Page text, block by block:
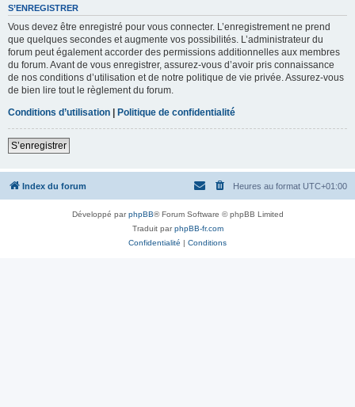
S’ENREGISTRER
Vous devez être enregistré pour vous connecter. L’enregistrement ne prend
que quelques secondes et augmente vos possibilités. L’administrateur du
forum peut également accorder des permissions additionnelles aux membres
du forum. Avant de vous enregistrer, assurez-vous d’avoir pris connaissance
de nos conditions d’utilisation et de notre politique de vie privée. Assurez-vous
de bien lire tout le règlement du forum.
Conditions d’utilisation | Politique de confidentialité
S’enregistrer
Index du forum Heures au format UTC+01:00
Développé parphpBB® Forum Software © phpBB Limited
Traduit parphpBB-fr.com
Confidentialité | Conditions